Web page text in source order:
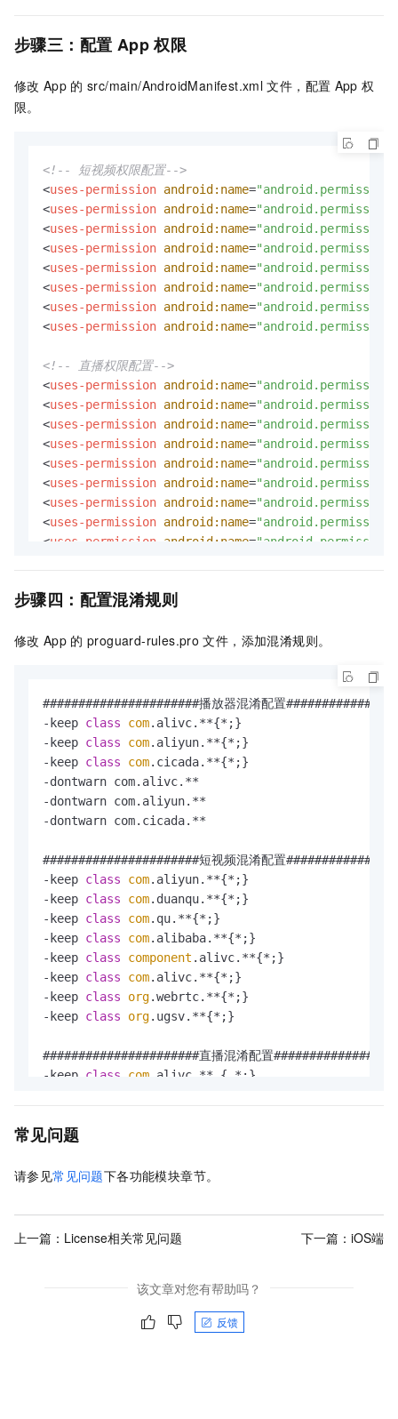
步骤三：配置 App 权限
修改 App 的 src/main/AndroidManifest.xml 文件，配置 App 权
限。
<!-- 短视频权限配置-->
<uses-permission android:name=
<uses-permission android:name=
<uses-permission android:name=
<uses-permission android:name=
<uses-permission android:name=
<uses-permission android:name=
<uses-permission android:name=
<uses-permission android:name=
<!-- 直播权限配置-->
<uses-permission android:name=
<uses-permission android:name=
<uses-permission android:name=
<uses-permission android:name=
<uses-permission android:name=
<uses-permission android:name=
<uses-permission android:name=
<uses-permission android:name=
<uses-permission android:name=
< uses-permission android:name
<uses-permission android:name=
<uses-permission android:name=
uses-permission android:name
步骤四：配置混淆规则
修改 App 的 proguard-rules.pro 文件，添加混淆规则。
######################播放器混淆配置
-keep class com.alivc.**{*;}
-keep class com.aliyun.**{*;}
-keep class com.cicada.**{*;}
-dontwarn com.alivc.**
-dontwarn com.aliyun.**
-dontwarn com.cicada.**
######################短视频混淆配置
-keep class com.aliyun.**{*;}
-keep class com.duanqu.**{*;}
-keep class com.qu.**{*;}
-keep class com.alibaba.**{*;}
-keep class component .alivc.**{*;}
-keep class com.alivc.**{*;}
-keep class org.webrtc.**{*;}
-keep class org.ugsv.**{*;}
######################直播混淆配置
-keep class com .alivc.** { *;}
-keep
常见问题
请参见常见问题下各功能模块章节。
上一篇： License相关常见问题 下一篇： iOS端
该文章对您有帮助吗？
反馈